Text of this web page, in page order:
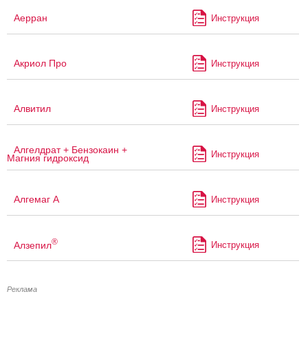
Аерран Инструкция
Акриол Про Инструкция
Алвитил Инструкция
Алгелдрат + Бензокаин +
Магния гидроксид Инструкция
Алгемаг А Инструкция
Алзепил® Инструкция
Реклама